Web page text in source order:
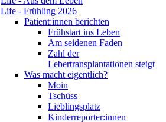
Life - Frühling 2026
Patient:innen berichten
Frühstart ins Leben
Am seidenen Faden
Zahl der
Lebertransplantationen steigt
Was macht eigentlich?
Moin
Tschüss
Lieblingsplatz
Kinderreporter:innen